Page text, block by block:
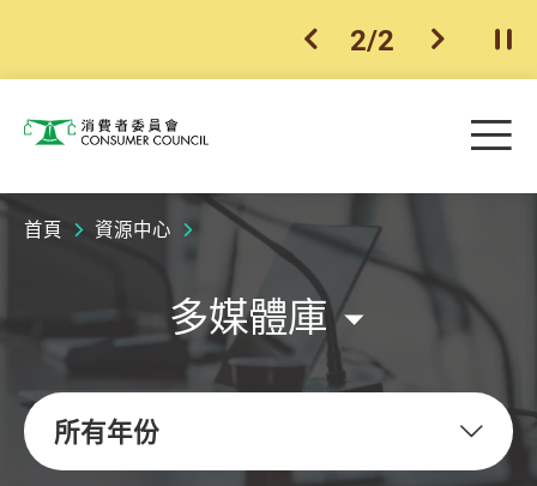
上一個
2/2 下一個開
消費者委員會 目
首頁 資源中心
多媒體庫
所有年份